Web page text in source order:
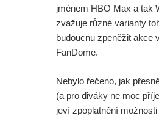
jménem HBO Max a tak
zvažuje různé varianty
budoucnu zpeněžit akce
FanDome.
Nebylo řečeno, jak
(a pro diváky ne moc
jeví zpoplatnění